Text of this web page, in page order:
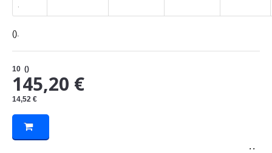
().
10 ()
145,20 €
14,52 €
. .